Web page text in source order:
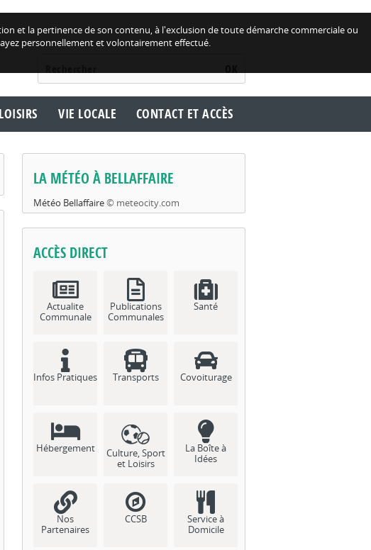
et la pertinence de son contenu, à l'exclusion de toute démarche commerciale ou
personnellement et volontairement effectué.
VIE LOCALE CONTACT ET ACCÈS
LA MÉTÉO À BELLAFFAIRE
Météo Bellaffaire© meteocity.com
ACCÈS DIRECT
Actualite
Communale
Publications
Communales
Santé
Infos Pratiques Transports Covoiturage
Hébergement
Culture, Sport
et Loisirs
La Boîte à
Idées
Nos
Partenaires
CCSB
Service à
Domicile